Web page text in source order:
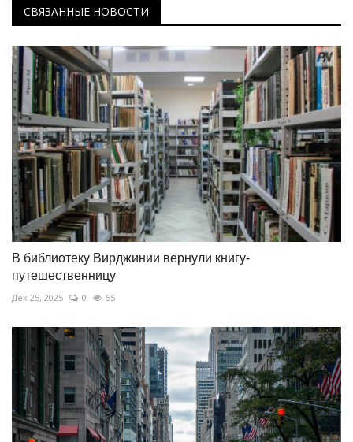
СВЯЗАННЫЕ НОВОСТИ
В библиотеку Вирджинии вернули книгу-
путешественницу
Дек 25, 2025 0 55